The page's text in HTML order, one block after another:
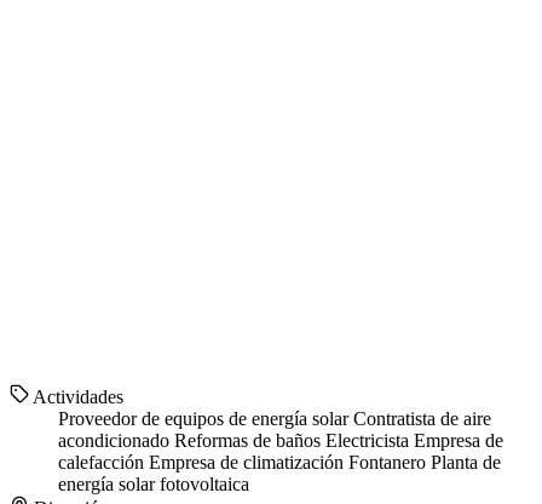
Actividades
Proveedor de equipos de energía solarContratista de aire
acondicionado Reformas de baños Electricista Empresa de
calefacción Empresa de climatización Fontanero Planta de
energía solar fotovoltaica